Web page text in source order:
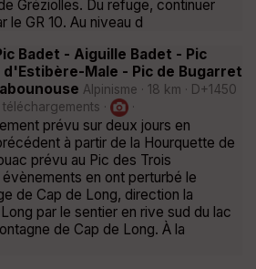
Gréziolles. Du refuge, continuer
le GR 10. Au niveau d
Badet - Aiguille Badet - Pic
d'Estibère-Male - Pic de Bugarret
Alpinisme · 18 km · D+1450
téléchargements ·
·
prévu sur deux jours en
à partir de la Hourquette de
prévu au Pic des Trois
en ont perturbé le
de Cap de Long, direction la
par le sentier en rive sud du lac
de Cap de Long. À la